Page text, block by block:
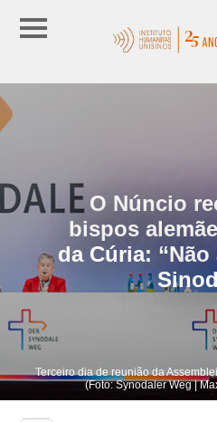
O Núncio
bispos
da Cúria:
Terceiro dia de reunião da
(Foto: Synodaler Weg |